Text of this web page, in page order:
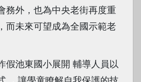
務外，也為中央老街再度重
而未來可望成為全國示範老
假池東國小展開 輔導人員以